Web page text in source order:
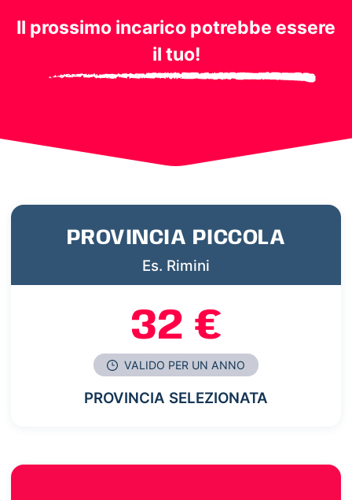
Il prossimo incarico potrebbe essere
il tuo!
PROVINCIA PICCOLA
Es. Rimini
32 €
VALIDO PER UN ANNO
PROVINCIA SELEZIONATA